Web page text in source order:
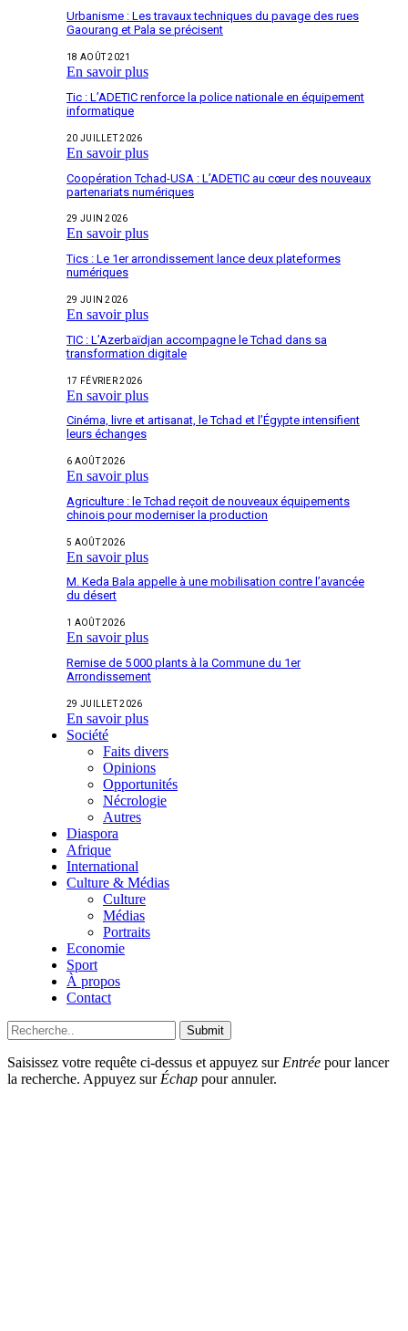
Urbanisme : Les travaux techniques du pavage des rues
Gaourang et Pala se précisent
18 AOÛT 2021
En savoir plus
Tic : L’ADETIC renforce la police nationale en équipement
informatique
20 JUILLET 2026
En savoir plus
Coopération Tchad-USA : L’ADETIC au cœur des nouveaux
partenariats numériques
29 JUIN 2026
En savoir plus
Tics : Le 1er arrondissement lance deux plateformes
numériques
29 JUIN 2026
En savoir plus
TIC : L’Azerbaïdjan accompagne le Tchad dans sa
transformation digitale
17 FÉVRIER 2026
En savoir plus
Cinéma, livre et artisanat, le Tchad et l’Égypte intensifient
leurs échanges
6 AOÛT 2026
En savoir plus
Agriculture : le Tchad reçoit de nouveaux équipements
chinois pour moderniser la production
5 AOÛT 2026
En savoir plus
M. Keda Bala appelle à une mobilisation contre l’avancée
du désert
1 AOÛT 2026
En savoir plus
Remise de 5 000 plants à la Commune du 1er
Arrondissement
29 JUILLET 2026
En savoir plus
Société
Faits divers
Opinions
Opportunités
Nécrologie
Autres
Diaspora
Afrique
International
Culture & Médias
Culture
Médias
Portraits
Economie
Sport
À propos
Contact
Submit
Saisissez votre requête ci-dessus et appuyez sur Entrée pour lancer
la recherche. Appuyez sur Échap pour annuler.